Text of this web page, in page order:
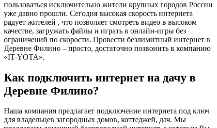
пользоваться исключительно жители крупных городов России
уже давно прошли. Сегодня высокая скорость интернета
радует жителей , что позволяет смотреть видео в высоком
качестве, загружать файлы и играть в онлайн-игры без
ограничений по скорости. Провести безлимитный интернет в
Деревне Филино – просто, достаточно позвонить в компанию
«IT-YOTA».
Как подключить интернет на дачу в
Деревне Филино?
Наша компания предлагает подключение интернета под ключ
для владельцев загородных домов, коттеджей, дач. Мы